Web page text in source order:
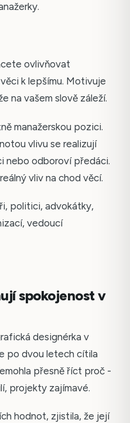
ovlivňovat
k lepšímu. Motivuje
na vašem slově záleží.
manažerskou pozici.
vlivu se realizují
nebo odboroví předáci.
vliv na chod věcí.
politici, advokátky,
vedoucí
spokojenost v
designérka v
po dvou letech cítila
přesně říct proč -
projekty zajímavé.
hodnot, zjistila, že její